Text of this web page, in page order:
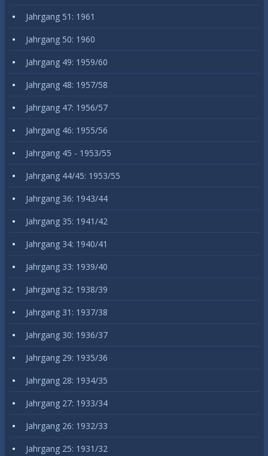
Jahrgang 51: 1961
Jahrgang 50: 1960
Jahrgang 49: 1959/60
Jahrgang 48: 1957/58
Jahrgang 47: 1956/57
Jahrgang 46: 1955/56
Jahrgang 45 - 1953/55
Jahrgang 44/45: 1953/55
Jahrgang 36: 1943/44
Jahrgang 35: 1941/42
Jahrgang 34: 1940/41
Jahrgang 33: 1939/40
Jahrgang 32: 1938/39
Jahrgang 31: 1937/38
Jahrgang 30: 1936/37
Jahrgang 29: 1935/36
Jahrgang 28: 1934/35
Jahrgang 27: 1933/34
Jahrgang 26: 1932/33
Jahrgang 25: 1931/32